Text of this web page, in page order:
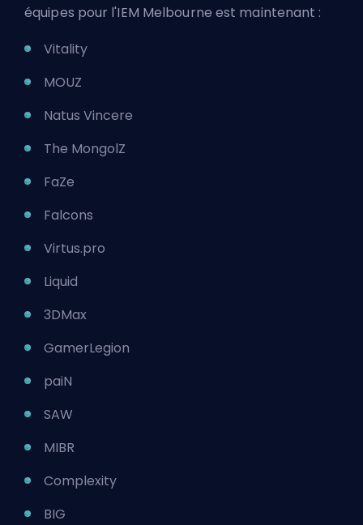
équipes pour l'IEM Melbourne est maintenant :
Vitality
MOUZ
Natus Vincere
The MongolZ
FaZe
Falcons
Virtus.pro
Liquid
3DMax
GamerLegion
paiN
SAW
MIBR
Complexity
BIG